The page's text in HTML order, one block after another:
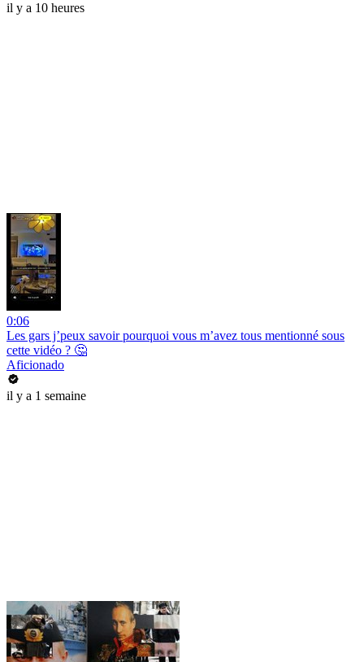
il y a 10 heures
0:06
Les gars j’peux savoir pourquoi vous m’avez tous mentionné sous
cette vidéo ? 🤔
Aficionado
il y a 1 semaine